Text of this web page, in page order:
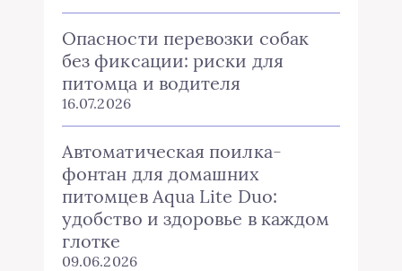
Опасности перевозки собак
без фиксации: риски для
питомца и водителя
16.07.2026
Автоматическая поилка-
фонтан для домашних
питомцев Aqua Lite Duo:
удобство и здоровье в каждом
глотке
09.06.2026